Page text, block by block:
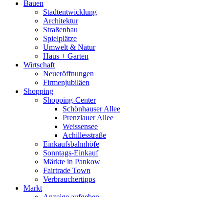
Bauen
Stadtentwicklung
Architektur
Straßenbau
Spielplätze
Umwelt & Natur
Haus + Garten
Wirtschaft
Neueröffnungen
Firmenjubiläen
Shopping
Shopping-Center
Schönhauser Allee
Prenzlauer Allee
Weissensee
Achillesstraße
Einkaufsbahnhöfe
Sonntags-Einkauf
Märkte in Pankow
Fairtrade Town
Verbrauchertipps
Markt